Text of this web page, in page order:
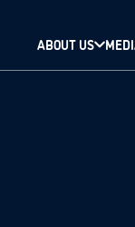
ABOUT US